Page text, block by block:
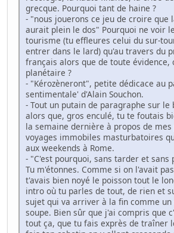
grecque. Pourquoi tant de haine ?
- "nous jouerons ce jeu de croire que
aurait plein le dos" Pourquoi ne voir
tourisme (tu effleures celui du sur-
entrer dans le lard) qu'au travers du
français alors que de toute évidence,
planétaire ?
- "Kérozèneront", petite dédicace au
sentimentale' d'Alain Souchon.
- Tout un putain de paragraphe sur le
alors que, gros enculé, tu te foutais
la semaine dernière à propos de mes
voyages immobiles masturbatoires
aux weekends à Rome.
- "C'est pourquoi, sans tarder et sans
Tu m'étonnes. Comme si on l'avait
t'avais bien noyé le poisson tout le
intro où tu parles de tout, de rien et
sujet qui va arriver à la fin comme un
soupe. Bien sûr que j'ai compris que
tout ça, que tu fais exprès de traîner